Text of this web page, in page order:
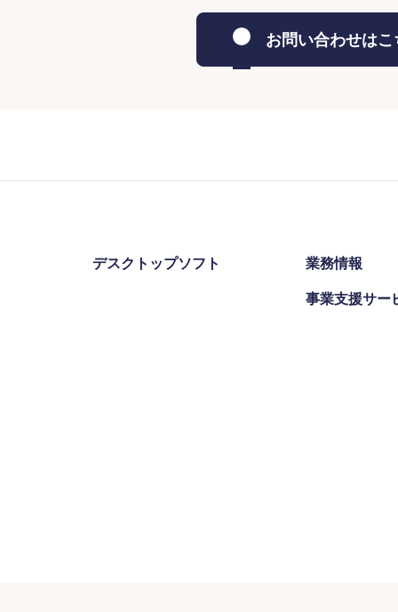
お問い合わせはこ
デスクトップソフト
業務情報
事業支援サー